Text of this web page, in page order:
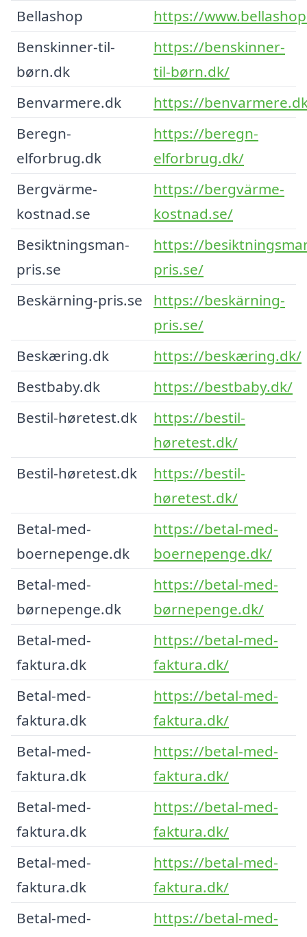
Bellashop
https://
Benskinner-til-
børn.dk
https://benskinner-
til-børn.dk/
Benvarmere.dk
https://
Beregn-
elforbrug.dk
https://beregn-
elforbrug.dk/
Bergvärme-
kostnad.se
https://bergvärme-
kostnad.se/
Besiktningsman-
pris.se
https://
pris.se/
Beskärning-pris.se
https://beskärning-
pris.se/
Beskæring.dk
https://beskæring.dk/
Bestbaby.dk
https://bestbaby.dk/
Bestil-høretest.dk
https://bestil-
høretest.dk/
Bestil-høretest.dk
https://bestil-
høretest.dk/
Betal-med-
boernepenge.dk
https://betal-med-
boernepenge.dk/
Betal-med-
børnepenge.dk
https://betal-med-
børnepenge.dk/
Betal-med-
faktura.dk
https://betal-med-
faktura.dk/
Betal-med-
faktura.dk
https://betal-med-
faktura.dk/
Betal-med-
faktura.dk
https://betal-med-
faktura.dk/
Betal-med-
faktura.dk
https://betal-med-
faktura.dk/
Betal-med-
faktura.dk
https://betal-med-
faktura.dk/
Betal-med-
https://betal-med-